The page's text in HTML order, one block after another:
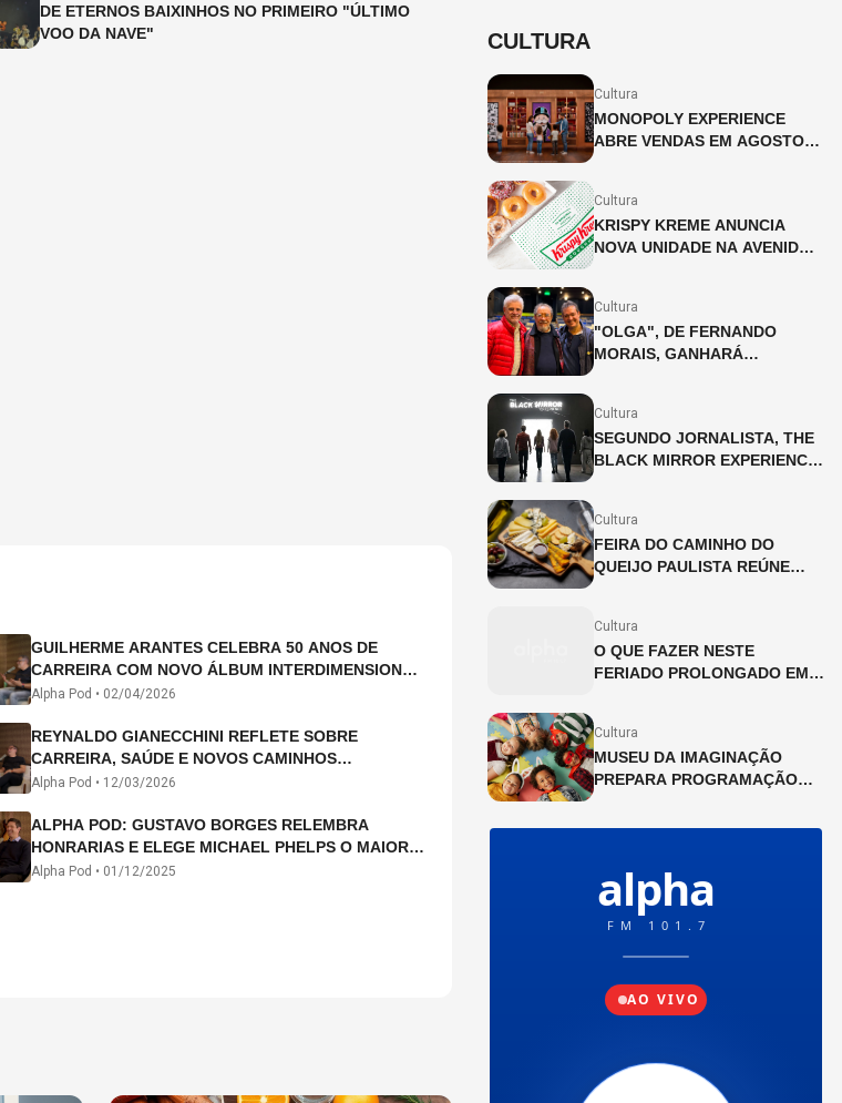
DE ETERNOS BAIXINHOS NO PRIMEIRO "ÚLTIMO
VOO DA NAVE"
GUILHERME ARANTES CELEBRA 50 ANOS DE
CARREIRA COM NOVO ÁLBUM INTERDIMENSIONAL
E TURNÊ “50 ANOS-LUZ”
Alpha Pod • 02/04/2026
REYNALDO GIANECCHINI REFLETE SOBRE
CARREIRA, SAÚDE E NOVOS CAMINHOS
ARTÍSTICOS NO ALPHA POD
Alpha Pod • 12/03/2026
ALPHA POD: GUSTAVO BORGES RELEMBRA
HONRARIAS E ELEGE MICHAEL PHELPS O MAIOR
ATLETA DA HISTÓRIA
Alpha Pod • 01/12/2025
CULTURA
Cultura
MONOPOLY EXPERIENCE
ABRE VENDAS EM AGOSTO
Cultura
KRISPY KREME ANUNCIA
NOVA UNIDADE NA AVENIDA
Cultura
"OLGA", DE FERNANDO
MORAIS, GANHARÁ
Cultura
SEGUNDO JORNALISTA, THE
BLACK MIRROR EXPERIENCE
Cultura
FEIRA DO CAMINHO DO
QUEIJO PAULISTA REÚNE
Cultura
O QUE FAZER NESTE
FERIADO PROLONGADO EM
Cultura
MUSEU DA IMAGINAÇÃO
PREPARA PROGRAMAÇÃO